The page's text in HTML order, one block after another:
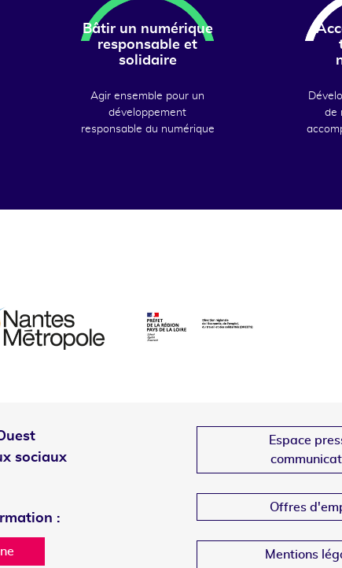
Bâtir un numérique
responsable et
solidaire
Agir ensemble pour un
développement
responsable du numérique
de
sociaux
:
Espace
Offres
Mentions